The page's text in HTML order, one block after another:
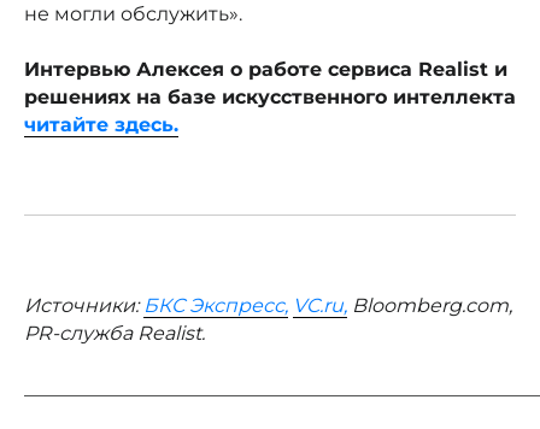
не могли обслужить».
Интервью Алексея о работе сервиса Realist и
решениях на базе искусственного интеллекта
читайте здесь.
Источники: БКС Экспресс, VC.ru, Bloomberg.com,
PR-служба Realist.